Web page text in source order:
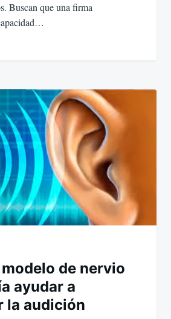
Buscan que una firma
de nervio
ayudar a
la audición